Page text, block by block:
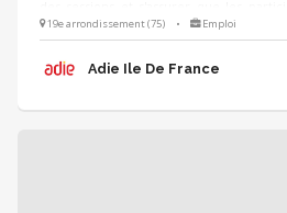
informations. - Amélioration continue :
satisfaction des créateurs d'entreprise
trimestre à l’autre.
19e arrondissement (75) • Emploi
Adie Ile De France